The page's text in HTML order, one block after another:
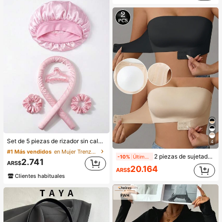
Set de 5 piezas de rizador sin calor, incluye: varita rizadora sin calor, gorro de satén para dormir, diadema sin calor, coleteros, gorro suave para dormir, herramienta de peinado flexible, adecuado para mujeres con cabello largo para crear peinados ondulados, rizos durante la noche
#1 Más vendidos
en Mujer Trenzadoras y rodillos
ARS$2.741
1.1k+ vendidos
Clientes habituales
4
-10% 2 piezas de sujetadores sin tirantes sexy, sujetador invisible sin costuras, conjunto de lencería push up de dos piezas, tops tubo con cierre delantero, sujetador de boda, ropa interior transpirable, aumento de confianza, noche de cita
ARS$20.164